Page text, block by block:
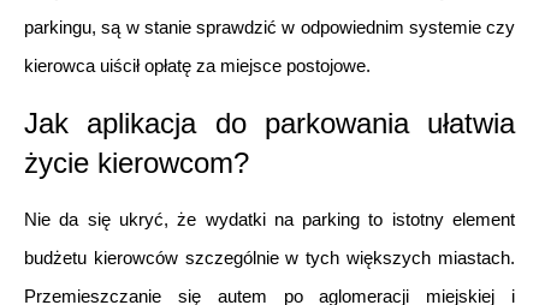
parkingu, są w stanie sprawdzić w odpowiednim systemie czy
kierowca uiścił opłatę za miejsce postojowe.
Jak aplikacja do parkowania ułatwia
życie kierowcom?
Nie da się ukryć, że wydatki na parking to istotny element
budżetu kierowców szczególnie w tych większych miastach.
Przemieszczanie się autem po aglomeracji miejskiej i